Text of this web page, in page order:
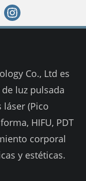
Co., Ltd es
luz pulsada
láser (Pico
HIFU, PDT
corporal
y estéticas.